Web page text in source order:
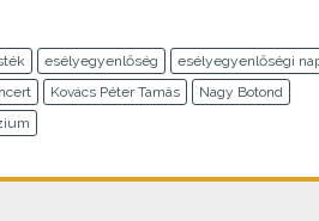
esélyegyenlőség
esélyegyenlőségi
Kovács Péter Tamás
Nagy Botond